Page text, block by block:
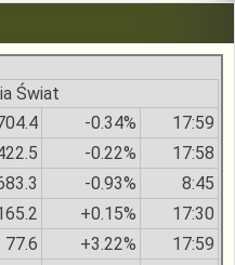
Świat
-0.34% 17:59
-0.22% 17:58
-0.93% 8:45
+0.15% 17:30
77.6 +3.22% 17:59